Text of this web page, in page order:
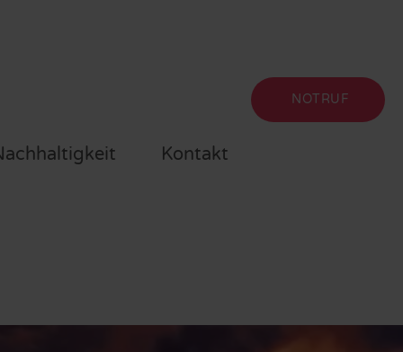
Kontakt
NOTRUF